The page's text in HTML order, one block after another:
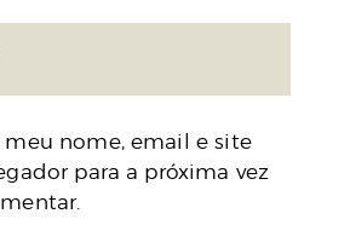
meu nome, email e site
para a próxima vez